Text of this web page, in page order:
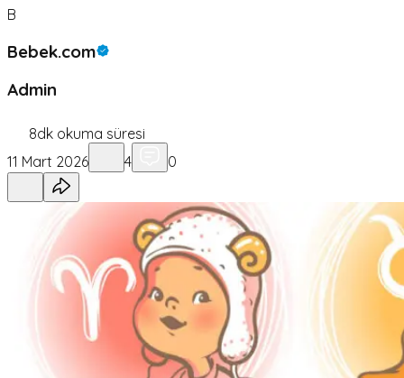
B
Bebek.com
Admin
8dk okuma süresi
11 Mart 2026
4 0